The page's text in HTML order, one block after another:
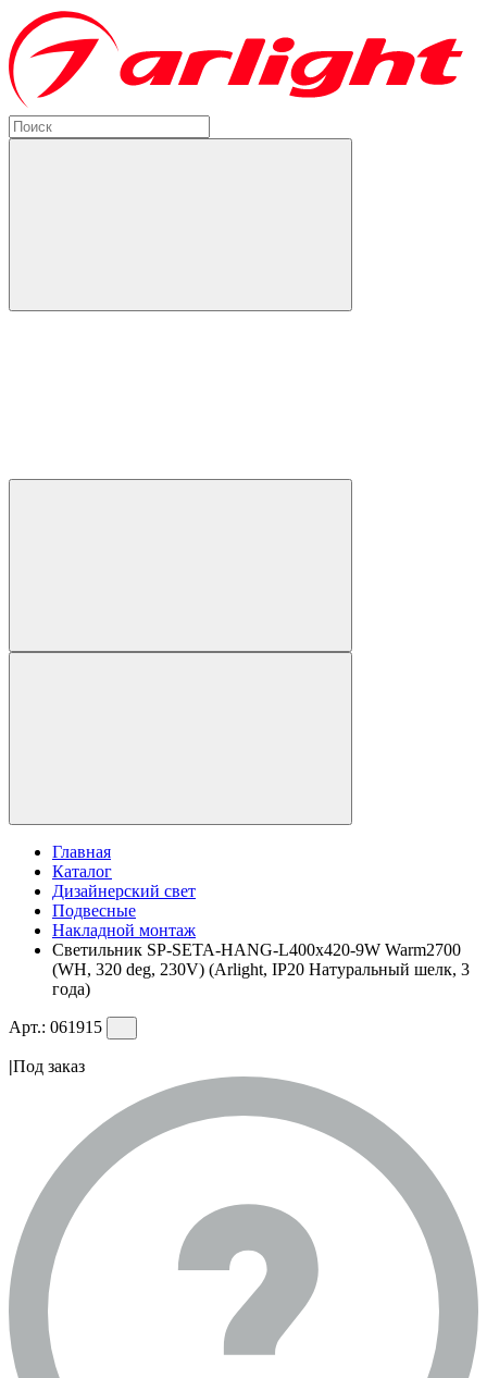
Главная
Каталог
Дизайнерский свет
Подвесные
Накладной монтаж
Светильник SP-SETA-HANG-L400х420-9W Warm2700
(WH, 320 deg, 230V) (Arlight, IP20 Натуральный шелк, 3
года)
Арт.: 061915
|Под заказ